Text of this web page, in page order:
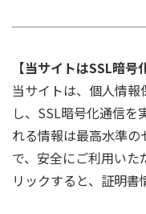
【当サイトはSSL暗号
当サイトは、個人情
し、SSL暗号化通信を
れる情報は最高水準
で、安全にご利用いた
リックすると、証明書